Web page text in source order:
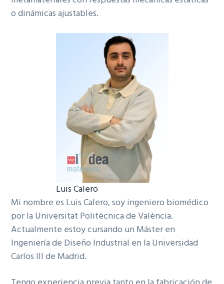
o dinámicas ajustables.
Luis Calero
Mi nombre es Luis Calero, soy ingeniero biomédico
por la Universitat Politècnica de València.
Actualmente estoy cursando un Máster en
Ingeniería de Diseño Industrial en la Universidad
Carlos III de Madrid.